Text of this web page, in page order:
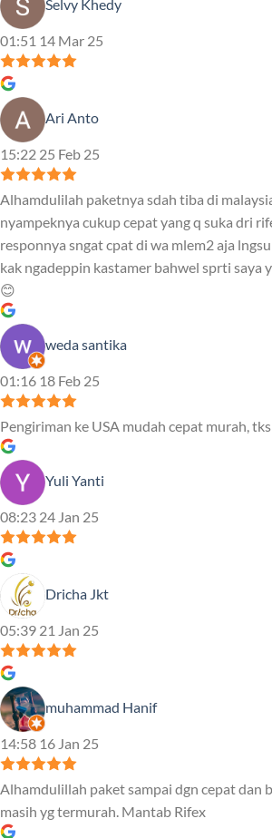
Selvy Khedy
01:51 14 Mar 25
Ari Anto
15:22 25 Feb 25
Alhamdulilah paketnya sdah tiba di
nyampeknya cukup cepat yang q suka dri
responnya sngat cpat di wa mlem2 aja
kak ngadeppin kastamer bahwel sprti saya
😊
weda santika
01:16 18 Feb 25
Pengiriman ke USA mudah cepat murah,
Yuli Yanti
08:23 24 Jan 25
Dricha Jkt
05:39 21 Jan 25
muhammad Hanif
14:58 16 Jan 25
Alhamdulillah paket sampai dgn cepat dan
masih yg termurah. Mantab Rifex